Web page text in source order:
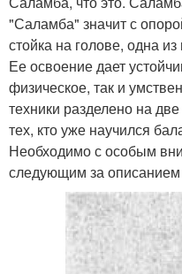
"Саламба" значит с
стойка на голове, одна
Ее освоение дает
физическое, так и
техники разделено на
тех, кто уже научился
Необходимо с особым
следующим за описанием